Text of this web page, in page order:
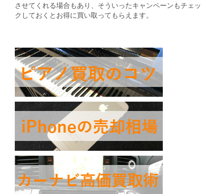
させてくれる場合もあり、そういったキャンペーンもチェッ
クしておくとお得に買い取ってもらえます。